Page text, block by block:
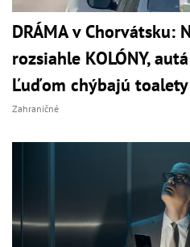
DRÁMA v Chorvátsku:
rozsiahle KOLÓNY,
Ľuďom chýbajú
Zahraničné